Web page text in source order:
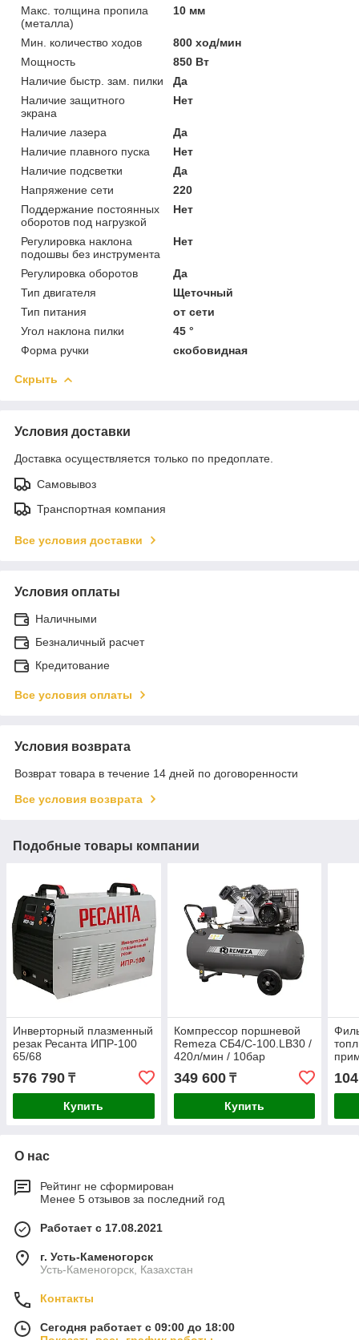
Макс. толщина пропила
(металла)
10 мм
Мин. количество ходов
800 ход/мин
Мощность
850 Вт
Наличие быстр. зам. пилки
Да
Наличие защитного
экрана
Нет
Наличие лазера
Да
Наличие плавного пуска
Нет
Наличие подсветки
Да
Напряжение сети
220
Поддержание постоянных
оборотов под нагрузкой
Нет
Регулировка наклона
подошвы без инструмента
Нет
Регулировка оборотов
Да
Тип двигателя
Щеточный
Тип питания
от сети
Угол наклона пилки
45 °
Форма ручки
скобовидная
Скрыть
Условия доставки
Доставка осуществляется только по предоплате.
Самовывоз
Транспортная компания
Все условия доставки
Условия оплаты
Наличными
Безналичный расчет
Кредитование
Все условия оплаты
Условия возврата
Возврат товара в течение 14 дней по договоренности
Все условия возврата
Подобные товары компании
Инверторный плазменный
резак Ресанта ИПР-100
65/68
576 790 ₸
Купить
Компрессор поршневой
Remeza СБ4/С-100.LB30 /
420л/мин / 10бар
349 600₸
Купить
О нас
Рейтинг не сформирован
Менее 5 отзывов за последний год
Работает с 17.08.2021
г. Усть-Каменогорск
Усть-Каменогорск, Казахстан
Контакты
Сегодня работает с 09:00 до 18:00